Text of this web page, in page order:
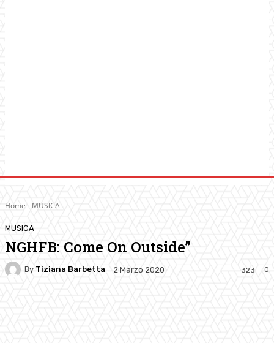
Home MUSICA
MUSICA
NGHFB: Come On Outside”
By Tiziana Barbetta 2 Marzo 2020 0
323